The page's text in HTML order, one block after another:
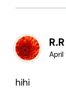
R.R
April
hihi